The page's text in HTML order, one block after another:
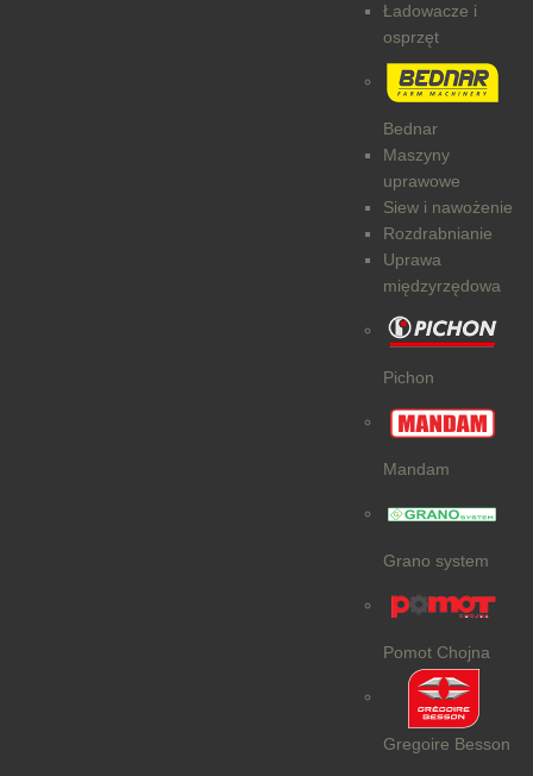
Ładowacze i
osprzęt
Bednar
Maszyny
uprawowe
Siew i nawożenie
Rozdrabnianie
Uprawa
międzyrzędowa
Pichon
Mandam
Grano system
Pomot Chojna
Gregoire Besson